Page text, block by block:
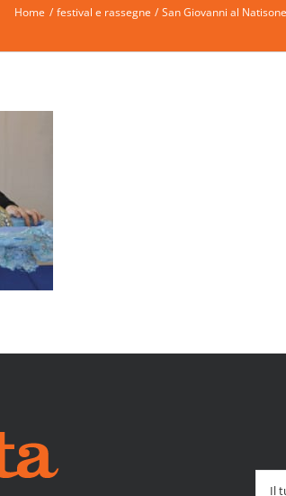
Home festival e rassegne San Giovanni al Natisone